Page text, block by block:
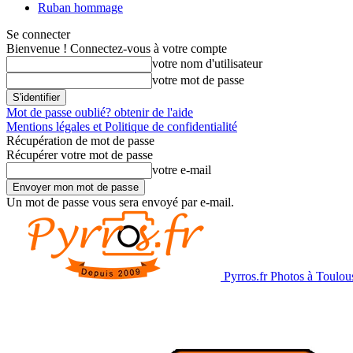
Ruban hommage
Se connecter
Bienvenue ! Connectez-vous à votre compte
votre nom d'utilisateur
votre mot de passe
Mot de passe oublié? obtenir de l'aide
Mentions légales et Politique de confidentialité
Récupération de mot de passe
Récupérer votre mot de passe
votre e-mail
Un mot de passe vous sera envoyé par e-mail.
Pyrros.fr Photos à